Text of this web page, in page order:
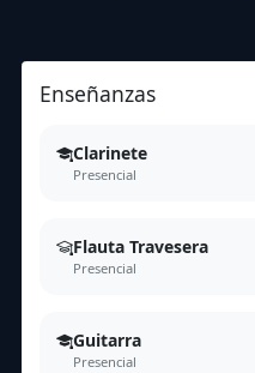
Enseñanzas
Clarinete
Presencial
Flauta Travesera
Presencial
Guitarra
Presencial